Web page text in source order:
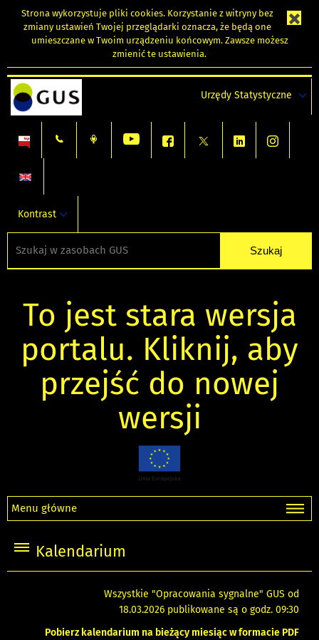
Strona wykorzystuje pliki cookies. Korzystanie z witryny bez
zmiany ustawień Twojej przeglądarki oznacza, że będą one
umieszczane w Twoim urządzeniu końcowym. Zawsze możesz
zmienić te ustawienia.
Urzędy Statystyczne
Kontrast
To jest stara wersja
portalu. Kliknij, aby
przejść do nowej
wersji
Menu główne
Kalendarium
Wszystkie "Opracowania sygnalne" GUS od
18.03.2026 publikowane są o godz. 09:30
Pobierz kalendarium na bieżący miesiąc w formacie PDF